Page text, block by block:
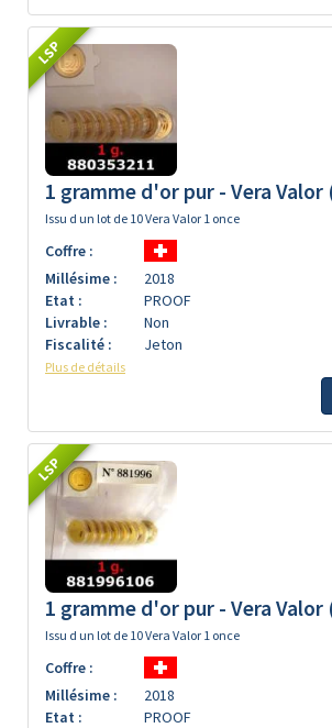
LSP
1 gramme d'or pur - Vera Valor
Issu d un lot de 10 Vera Valor 1 once
Coffre :
Millésime :
2018
Etat :
PROOF
Livrable :
Non
Fiscalité :
Jeton
Plus de détails
LSP
1 gramme d'or pur - Vera Valor
Issu d un lot de 10 Vera Valor 1 once
Coffre :
Millésime :
2018
Etat :
PROOF